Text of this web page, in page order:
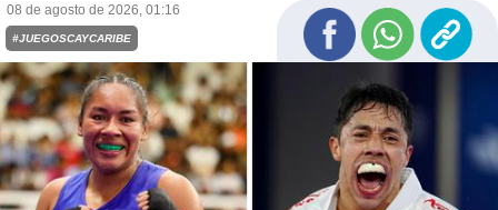
08 de agosto de 2026, 01:16
#JUEGOSCAYCARIBE